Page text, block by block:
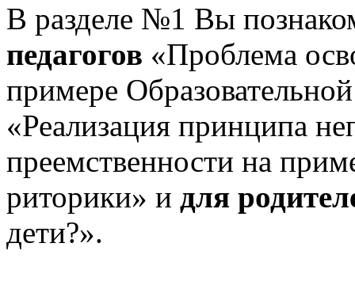
В разделе №1 Вы
педагогов «Проблема
примере
«Реализация принципа
преемственности на
риторики» и для
дети?».